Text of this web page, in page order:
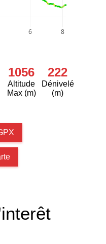
6 8
1056
Altitude
Max (m)
222
Dénivelé
(m)